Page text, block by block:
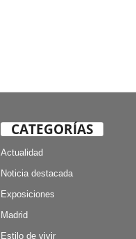
CATEGORÍAS
Actualidad
Noticia destacada
Exposiciones
Madrid
Estilo de vivir